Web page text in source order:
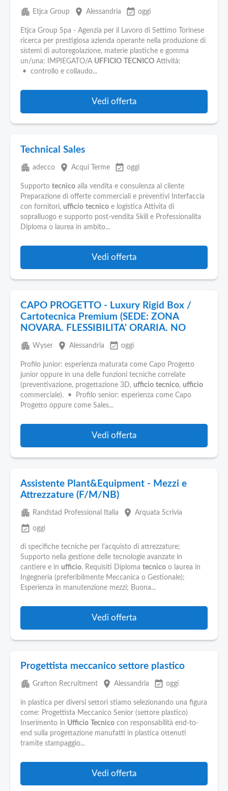
apartment Etjca Group place Alessandria event_available oggi
Etjca Group Spa - Agenzia per il Lavoro di Settimo Torinese
ricerca per prestigiosa azienda operante nella produzione di
sistemi di autoregolazione, materie plastiche e gomma
un/una: IMPIEGATO/A UFFICIO TECNICO Attività:
• controllo e collaudo...
Vedi offerta
Technical Sales
apartment adecco place Acqui Terme event_available oggi
Supporto tecnico alla vendita e consulenza al cliente
Preparazione di offerte commerciali e preventivi Interfaccia
con fornitori, ufficio tecnico e logistica Attivita di
sopralluogo e supporto post-vendita Skill e Professionalita
Diploma o laurea in ambito...
Vedi offerta
CAPO PROGETTO - Luxury Rigid Box /
Cartotecnica Premium (SEDE: ZONA
NOVARA. FLESSIBILITA' ORARIA. NO
apartment Wyser place Alessandria event_available oggi
Profilo junior: esperienza maturata come Capo Progetto
junior oppure in una delle funzioni tecniche correlate
(preventivazione, progettazione 3D, ufficio tecnico, ufficio
commerciale). • Profilo senior: esperienza come Capo
Progetto oppure come Sales...
Vedi offerta
Assistente Plant&Equipment - Mezzi e
Attrezzature (F/M/NB)
apartment Randstad Professional Italia place Arquata Scrivia
event_available oggi
di specifiche tecniche per l'acquisto di attrezzature;
Supporto nella gestione delle tecnologie avanzate in
cantiere e in ufficio. Requisiti Diploma tecnico o laurea in
Ingegneria (preferibilmente Meccanica o Gestionale);
Esperienza in manutenzione mezzi; Buona...
Vedi offerta
Progettista meccanico settore plastico
apartment Grafton Recruitment place Alessandria event_available oggi
in plastica per diversi settori stiamo selezionando una figura
come: Progettista Meccanico Senior (settore plastico)
Inserimento in Ufficio Tecnico con responsabilità end-to-
end sulla progettazione manufatti in plastica ottenuti
tramite stampaggio...
Vedi offerta